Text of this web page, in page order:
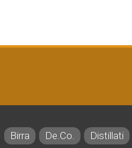
Birra De.Co.
Distillati